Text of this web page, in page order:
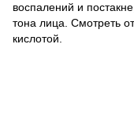
воспалений и
тона лица. Смотреть
кислотой.